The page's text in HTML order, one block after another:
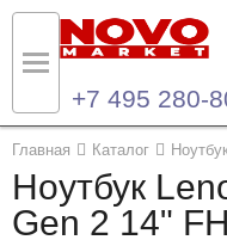
+7 495 280-
Главная Каталог
Ноутбук
Gen 2 14"
Назад
Каталог продукции
Назад
Контакты